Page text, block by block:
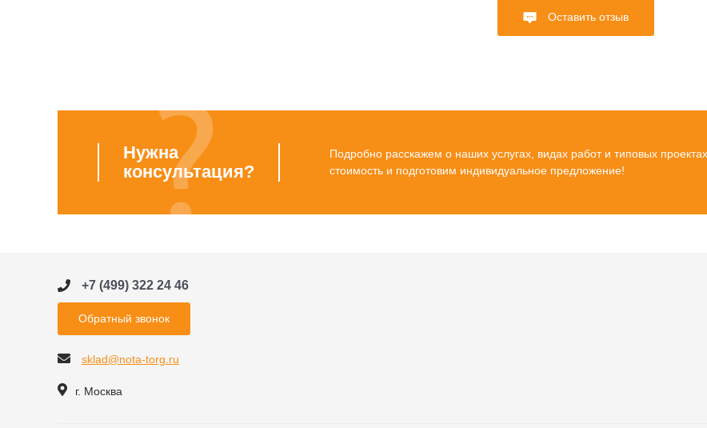
Оставить отзыв
Нужна
консультация?
Подробно расскажем о наших услугах, видах работ и типовых
стоимость и подготовим индивидуальное предложение!
+7 (499) 322 24 46
Обратный звонок
sklad@nota-torg.ru
г. Москва